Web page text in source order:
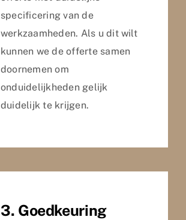
specificering van de
werkzaamheden. Als u dit wilt
kunnen we de offerte samen
doornemen om
onduidelijkheden gelijk
duidelijk te krijgen.
3. Goedkeuring